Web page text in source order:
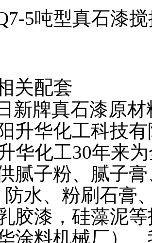
关配套
新牌真石漆原
升华化工科技
华化工30年来
腻子粉、腻子
防水、粉刷石膏
胶漆，硅藻泥
涂料机械厂）、